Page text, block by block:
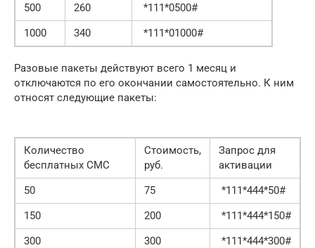
500
260
*111*0500#
1000
340 *111*01000#
Разовые пакеты действуют всего 1 месяц и
отключаются по его окончании самостоятельно. К ним
относят следующие пакеты:
Количество
бесплатных СМС
Стоимость,
руб.
Запрос для
активации
50
75
*111*444*50#
150
200
*111*444*150#
300
300 *111*444*300#